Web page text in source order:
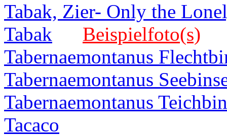
Tabak, Zier- Only the
Tabak
Beispielfoto(s)
Tabernaemontanus
Tabernaemontanus
Tabernaemontanus
Tacaco